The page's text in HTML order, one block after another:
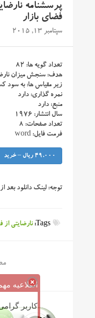
پرسشنامه
فضای بازار
سپتامبر 13, 2015
تعداد گویه ها: ۸۲
هدف: سنجش میزان
زیر مقیاس ها: به سود
نمره گذاری: دارد
منبع: دارد
سال انتشار: ۱۹۷۶
تعداد صفحات: ۸
فرمت فایل: word
49,000 ریال – خرید
توجه: لینک دانلود بعد
Tags: نارضایتی از
اطلاعیه
کاربر